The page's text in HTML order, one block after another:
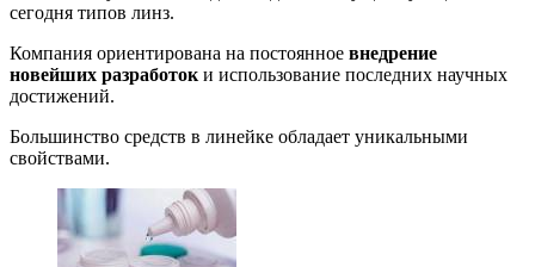
сегодня типов линз.
Компания ориентирована на постоянное внедрение
новейших разработок и использование последних научных
достижений.
Большинство средств в линейке обладает уникальными
свойствами.